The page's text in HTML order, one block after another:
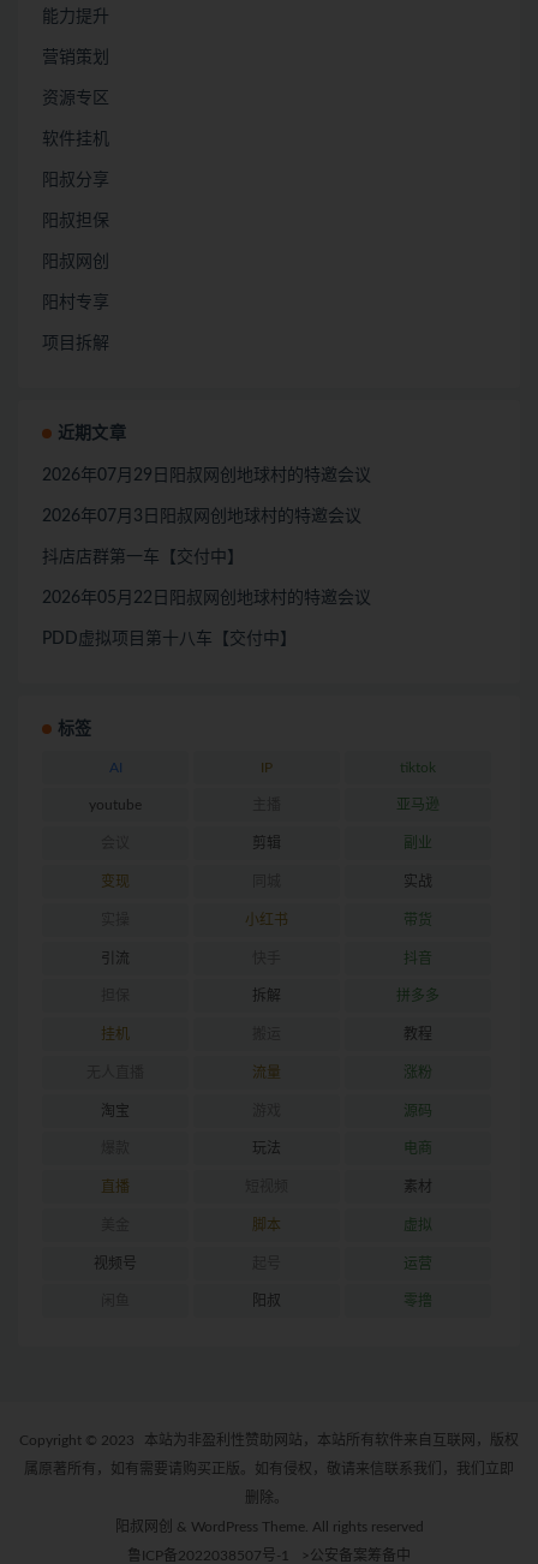
能力提升
营销策划
资源专区
软件挂机
阳叔分享
阳叔担保
阳叔网创
阳村专享
项目拆解
近期文章
2026年07月29日阳叔网创地球村的特邀会议
2026年07月3日阳叔网创地球村的特邀会议
抖店店群第一车【交付中】
2026年05月22日阳叔网创地球村的特邀会议
PDD虚拟项目第十八车【交付中】
标签
AI IP tiktok
youtube 亚马逊
剪辑 副业
变现 实战
小红书 带货
引流 抖音
拆解 拼多多
挂机 教程
流量 涨粉
淘宝 源码
玩法 电商
直播 素材
脚本 虚拟
视频号 运营
阳叔 零撸
Copyright © 2023
本站为非盈利性赞助网站，本站所有软件来自互联网，版权
属原著所有，如有需要请购买正版。如有侵权，敬请来信联系我们，我们立即
删除。
阳叔网创 & WordPress Theme. All rights reserved
鲁ICP备2022038507号-1
>公安备案筹备中